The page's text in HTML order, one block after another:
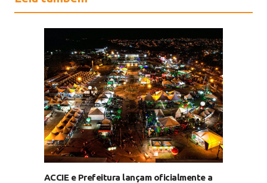
ACCIE e Prefeitura lançam oficialmente a